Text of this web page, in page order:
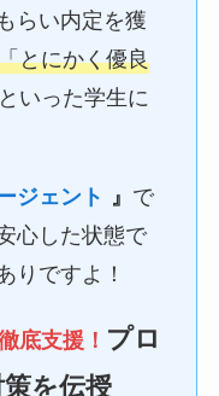
らい内定を獲
とにかく優良
いった学生に
ジェント 』 で
心した状態で
りですよ！
底支援！ プロ
を伝授